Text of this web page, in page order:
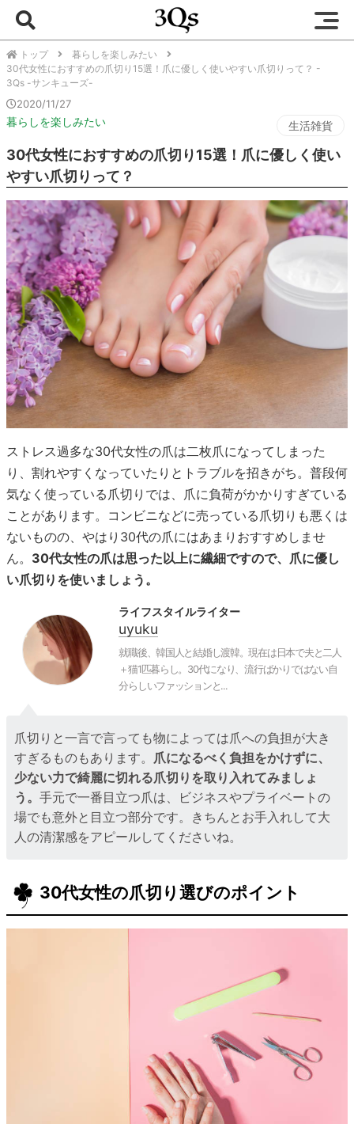
トップ
暮らしを楽しみたい
30代女性におすすめの爪切り15選！爪に優しく使いやすい爪切りって？ -
3Qs -サンキューズ-
2020/11/27
暮らしを楽しみたい 生活雑貨
30代女性におすすめの爪切り15選！爪に優しく使い
やすい爪切りって？
ストレス過多な30代女性の爪は二枚爪になってしまった
り、割れやすくなっていたりとトラブルを招きがち。普段何
気なく使っている爪切りでは、爪に負荷がかかりすぎている
ことがあります。コンビニなどに売っている爪切りも悪くは
ないものの、やはり30代の爪にはあまりおすすめしませ
ん。 30代女性の爪は思った以上に繊細ですので、爪に優し
い爪切りを使いましょう。
ライフスタイルライター
uyuku
就職後、韓国人と結婚し渡韓。現在は日本で夫と二人
＋猫1匹暮らし。30代になり、流行ばかりではない自
分らしいファッションと...
爪切りと一言で言っても物によっては爪への負担が大き
すぎるものもあります。 爪になるべく負担をかけずに、
少ない力で綺麗に切れる爪切りを取り入れてみましょ
う。手元で一番目立つ爪は、ビジネスやプライベートの
場でも意外と目立つ部分です。きちんとお手入れして大
人の清潔感をアピールしてくださいね。
30代女性の爪切り選びのポイント